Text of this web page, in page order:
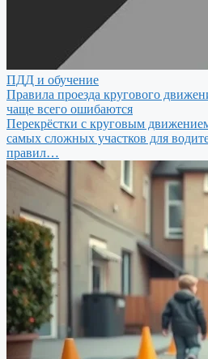
ПДД и обучение
Правила проезда кругового
чаще всего ошибаются
Перекрёстки с круговым
самых сложных участков для
правил…